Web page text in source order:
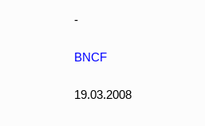
-
BNCF
19.03.2008